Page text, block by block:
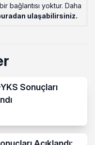
bağlantısı yoktur. Daha
ulaşabilirsiniz.
Sonuçları